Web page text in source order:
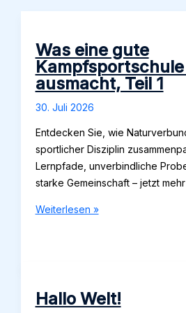
Was eine gute
ausmacht, Teil 1
30. Juli 2026
Entdecken Sie, wie
sportlicher Disziplin
Lernpfade, unverbindliche
starke Gemeinschaft – jetzt
Was
ausmacht,
Teil
Weiterlesen »
Hallo Welt!